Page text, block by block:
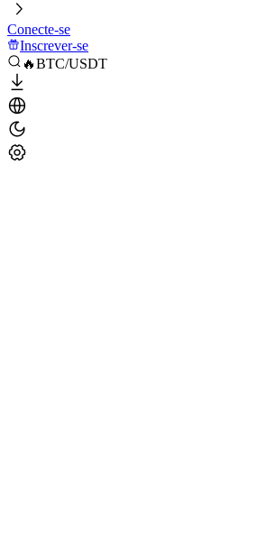
Conecte-se
Inscrever-se
🔥BTC/USDT